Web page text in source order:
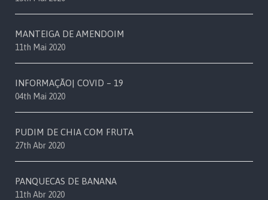
MANTEIGA DE AMENDOIM
11th Mai 2020
INFORMAÇÃO| COVID – 19
04th Mai 2020
PUDIM DE CHIA COM FRUTA
27th Abr 2020
PANQUECAS DE BANANA
11th Abr 2020